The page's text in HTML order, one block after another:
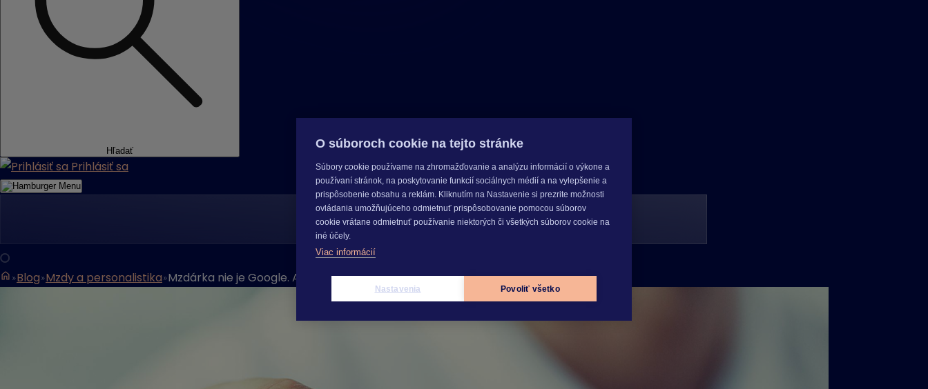
Hľadať
Prihlásiť sa
Menu
Blog Mzdy a personalistika Mzdárka nie je Google. Ako sa zbaviť zbytočných otázok od zamestnancov?
O súboroch cookie na tejto stránke
Súbory cookie používame na zhromažďovanie a analýzu informácií o výkone a
používaní stránok, na poskytovanie funkcií sociálnych médií a na vylepšenie a
prispôsobenie obsahu a reklám. Kliknutím na Nastavenie si prezrite možnosti
ovládania umožňujúceho odmietnuť prispôsobovanie pomocou súborov
cookie vrátane odmietnuť používanie niektorých či všetkých súborov cookie na
iné účely.
Viac informácií
Nastavenia Povoliť všetko